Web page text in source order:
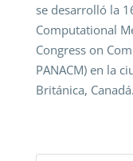
se desarrolló la
Computational
Congress on
PANACM) en la
Británica,